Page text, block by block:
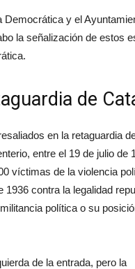
Democrática y el
la señalización de estos
de
en la retaguardia
entre el 19 de julio de
víctimas de la violencia
contra la legalidad
política o su
de la entrada, pero la